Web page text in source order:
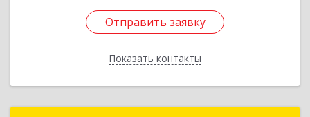
Отправить заявку
Показать контакты
Отправить заявку
Назад